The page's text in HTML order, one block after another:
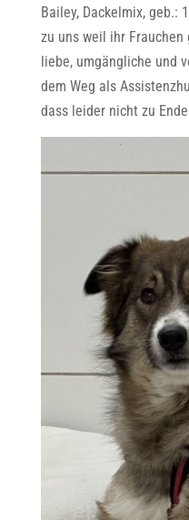
Bailey, Dackelmix, geb.:
zu uns weil ihr
liebe, umgängliche und
dem Weg als
dass leider nicht zu